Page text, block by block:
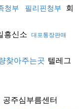
청부 필리핀청부
회
흥신소 대포통장판매
찾아주는곳 텔레그
공주심부름센터